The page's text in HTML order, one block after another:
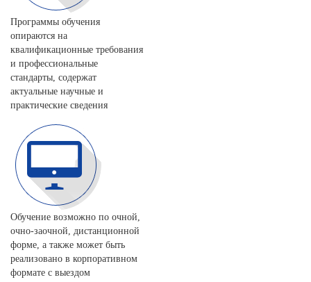
Программы обучения
опираются на
квалификационные требования
и профессиональные
стандарты, содержат
актуальные научные и
практические сведения
Обучение возможно по очной,
очно-заочной, дистанционной
форме, а также может быть
реализовано в корпоративном
формате с выездом